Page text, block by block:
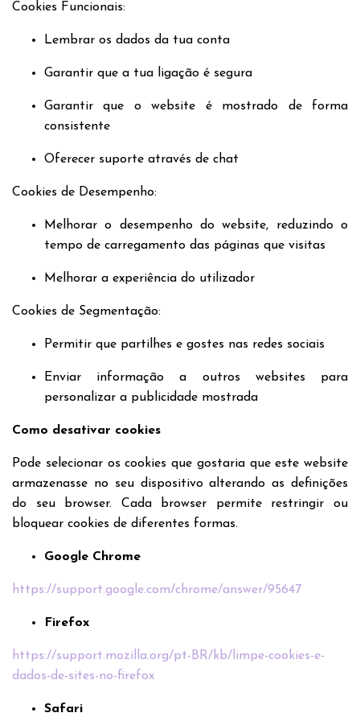
Cookies Funcionais:
Lembrar os dados da tua conta
Garantir que a tua ligação é segura
Garantir que o website é mostrado de forma
consistente
Oferecer suporte através de chat
Cookies de Desempenho:
Melhorar o desempenho do website, reduzindo o
tempo de carregamento das páginas que visitas
Melhorar a experiência do utilizador
Cookies de Segmentação:
Permitir que partilhes e gostes nas redes sociais
Enviar informação a outros websites para
personalizar a publicidade mostrada
Como desativar cookies
Pode selecionar os cookies que gostaria que este website
armazenasse no seu dispositivo alterando as definições
do seu browser. Cada browser permite restringir ou
bloquear cookies de diferentes formas.
Google Chrome
https://support.google.com/chrome/answer/95647
Firefox
https://support.mozilla.org/pt-BR/kb/limpe-cookies-e-
dados-de-sites-no-firefox
Safari